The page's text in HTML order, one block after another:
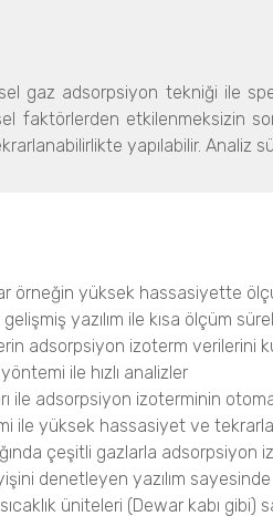
gaz adsorpsiyon tekniği ile
faktörlerden etkilenmeksizin
yapılabilir. Analiz
örneğin yüksek hassasiyette
yazılım ile kısa ölçüm
adsorpsiyon izoterm verilerini
ile hızlı analizler
ile adsorpsiyon izoterminin
ile yüksek hassasiyet ve
çeşitli gazlarla adsorpsiyon
denetleyen yazılım sayesinde
sıcaklık üniteleri (Dewar kabı gibi)